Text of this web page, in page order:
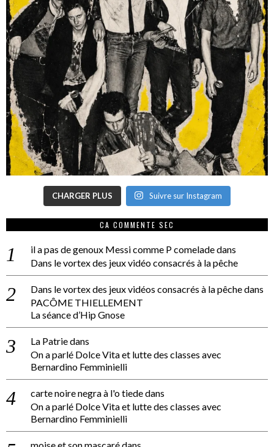
CHARGER PLUS Suivre sur Instagram
CA COMMENTE SEC
il a pas de genoux Messi comme P comeladedans
Dans le vortex des jeux vidéo consacrés à la pêche
Dans le vortex des jeux vidéos consacrés à la pêchedans
PACÔME THIELLEMENT
La séance d’Hip Gnose
La Patriedans
On a parlé Dolce Vita et lutte des classes avec
Bernardino Femminielli
carte noire negra à l'o tiededans
On a parlé Dolce Vita et lutte des classes avec
Bernardino Femminielli
moise et son mascarédans